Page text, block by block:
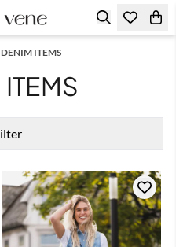
DENIM ITEMS